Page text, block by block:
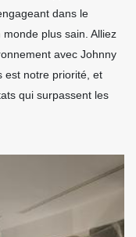
dans le
plus sain. Alliez
avec Johnny
est notre priorité, et
qui surpassent les